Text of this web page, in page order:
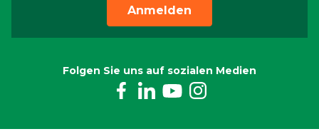
Anmelden
Folgen Sie uns auf sozialen Medien